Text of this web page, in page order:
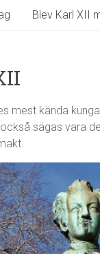
Blev Karl XII
mest kända
sägas vara